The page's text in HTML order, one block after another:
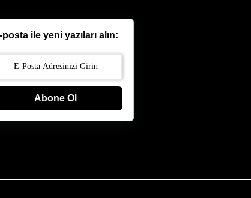
posta ile yeni yazıları alın:
Abone Ol